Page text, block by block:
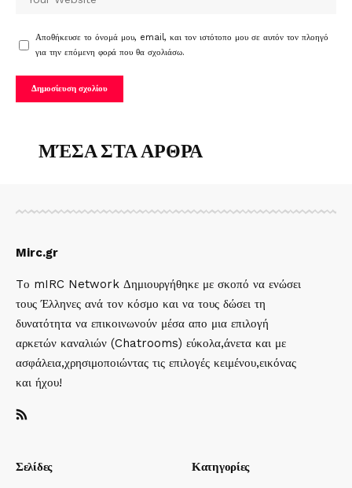
Αποθήκευσε το όνομά μου, email, και τον ιστότοπο μου σε αυτόν τον πλοηγό
για την επόμενη φορά που θα σχολιάσω.
ΜΈΣΑ ΣΤΑ ΑΡΘΡΑ
Mirc.gr
Tο mIRC Network Δημιουργήθηκε με σκοπό να ενώσει
τους Έλληνες ανά τον κόσμο και να τους δώσει τη
δυνατότητα να επικοινωνούν μέσα απο μια επιλογή
αρκετών καναλιών (Chatrooms) εύκολα,άνετα και με
ασφάλεια,χρησιμοποιώντας τις επιλογές κειμένου,εικόνας
και ήχου!
Σελίδες Κατηγορίες